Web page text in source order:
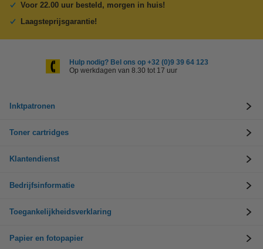
Voor 22.00 uur besteld, morgen in huis!
Laagsteprijsgarantie!
Hulp nodig? Bel ons op +32 (0)9 39 64 123
Op werkdagen van 8.30 tot 17 uur
Inktpatronen
Toner cartridges
Klantendienst
Bedrijfsinformatie
Toegankelijkheidsverklaring
Papier en fotopapier